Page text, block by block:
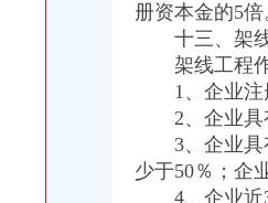
册资本金的5倍
十三、架线
架线工程作
1、企业注
2、企业具
3、企业具有
少于50％；企
4、企业近3